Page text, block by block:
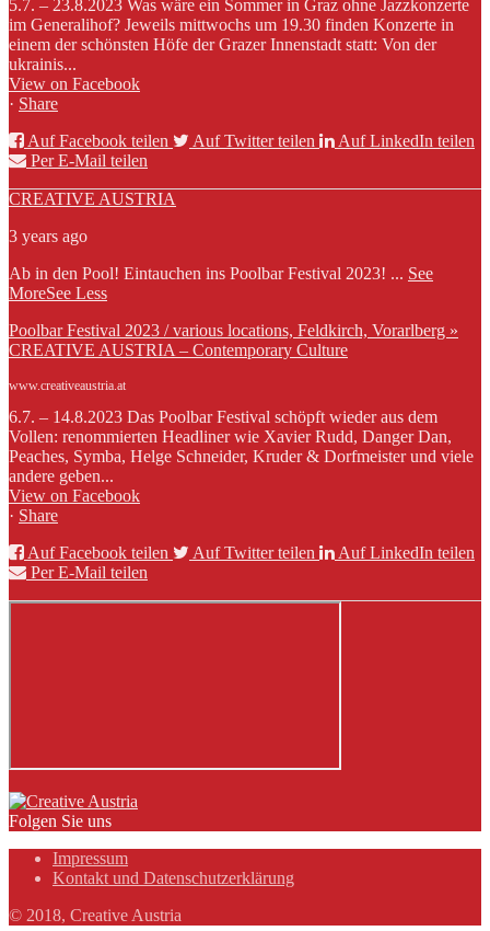
5.7. – 23.8.2023 Was wäre ein Sommer in Graz ohne Jazzkonzerte
im Generalihof? Jeweils mittwochs um 19.30 finden Konzerte in
einem der schönsten Höfe der Grazer Innenstadt statt: Von der
ukrainis...
View on Facebook
· Share
Auf Facebook teilen
Auf Twitter teilen
Auf LinkedIn teilen
Per E-Mail teilen
CREATIVE AUSTRIA
3 years ago
Ab in den Pool! Eintauchen ins Poolbar Festival 2023! ... See
MoreSee Less
Poolbar Festival 2023 / various locations, Feldkirch, Vorarlberg »
CREATIVE AUSTRIA – Contemporary Culture
www.creativeaustria.at
6.7. – 14.8.2023 Das Poolbar Festival schöpft wieder aus dem
Vollen: renommierten Headliner wie Xavier Rudd, Danger Dan,
Peaches, Symba, Helge Schneider, Kruder & Dorfmeister und viele
andere geben...
View on Facebook
· Share
Auf Facebook teilen
Auf Twitter teilen
Auf LinkedIn teilen
Per E-Mail teilen
Folgen Sie uns
Impressum
Kontakt und Datenschutzerklärung
© 2018, Creative Austria